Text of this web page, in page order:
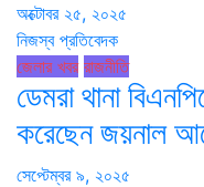
অক্টোবর ২৫, ২০২৫
নিজস্ব প্রতিবেদক
জেলার খবর রাজনীতি
ডেমরা থানা
করেছেন জয়নাল
সেপ্টেম্বর ৯, ২০২৫